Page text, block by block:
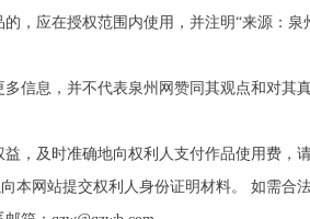
，应在授权范围内使用，并注明“来源：泉
信息，并不代表泉州网赞同其观点和对其
，及时准确地向权利人支付作品使用费，
本网站提交权利人身份证明材料。 如需合